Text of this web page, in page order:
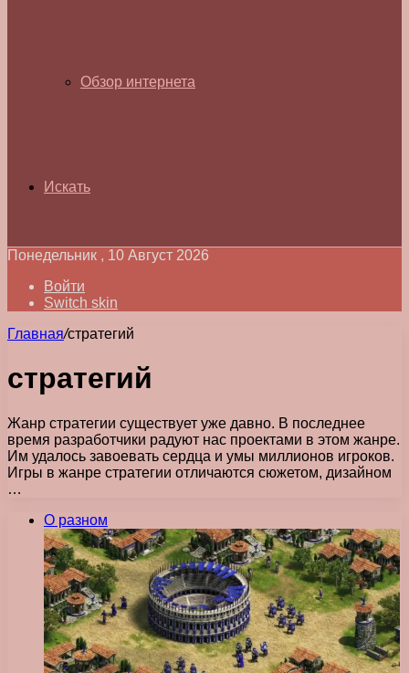
Обзор интернета
Искать
Понедельник , 10 Август 2026
Войти
Switch skin
Главная/стратегий
стратегий
Жанр стратегии существует уже давно. В последнее
время разработчики радуют нас проектами в этом жанре.
Им удалось завоевать сердца и умы миллионов игроков.
Игры в жанре стратегии отличаются сюжетом, дизайном
…
О разном